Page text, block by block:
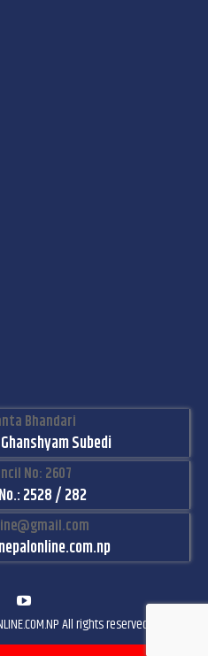
Bhandari
Subedi
No: 2607
2528 / 282
All rights reserved